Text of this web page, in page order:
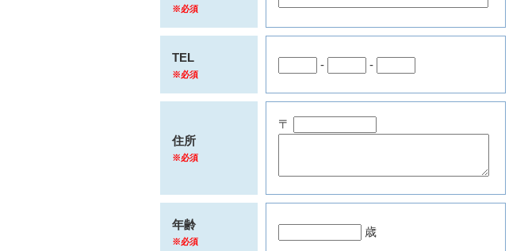
※必須
TEL
※必須
- -
住所
※必須
〒
年齢
※必須
歳